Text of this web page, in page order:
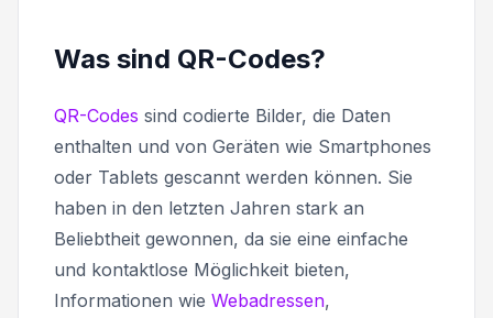
Was sind QR-Codes?
QR-Codes sind codierte Bilder, die Daten
enthalten und von Geräten wie Smartphones
oder Tablets gescannt werden können. Sie
haben in den letzten Jahren stark an
Beliebtheit gewonnen, da sie eine einfache
und kontaktlose Möglichkeit bieten,
Informationen wie Webadressen,